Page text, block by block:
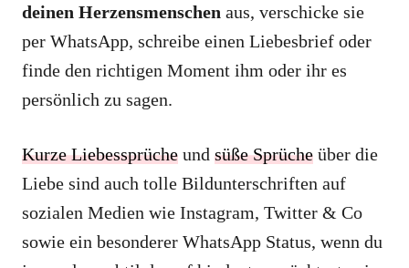
deinen Herzensmenschen aus, verschicke sie
per WhatsApp, schreibe einen Liebesbrief oder
finde den richtigen Moment ihm oder ihr es
persönlich zu sagen.
Kurze Liebessprüche und süße Sprüche über die
Liebe sind auch tolle Bildunterschriften auf
sozialen Medien wie Instagram, Twitter & Co
sowie ein besonderer WhatsApp Status, wenn du